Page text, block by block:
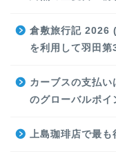
倉敷旅行記 2026
を利用して羽田
カーブスの支払
のグローバルポイ
上島珈琲店で最